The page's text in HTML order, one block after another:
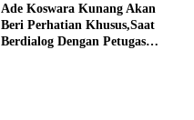
Ade Koswara Kunang Akan
Beri Perhatian Khusus,Saat
Berdialog Dengan Petugas